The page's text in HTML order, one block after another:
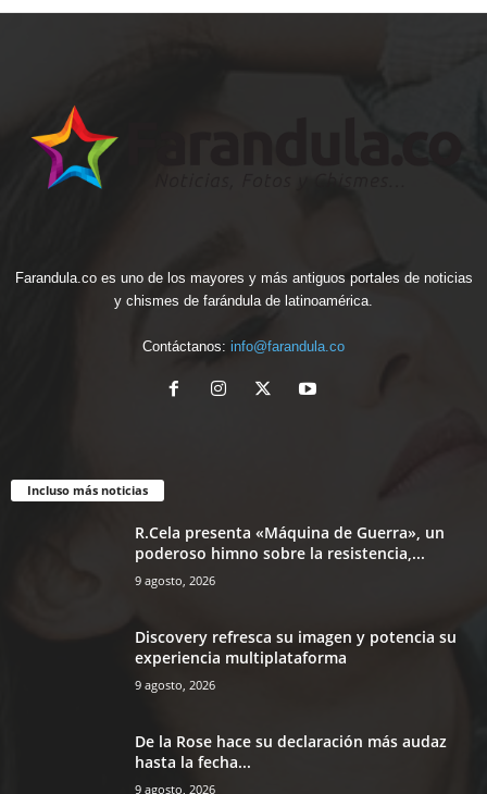
Farandula.co es uno de los mayores y más antiguos portales de noticias
y chismes de farándula de latinoamérica.
Contáctanos: info@farandula.co
Incluso más noticias
R.Cela presenta «Máquina de Guerra», un
poderoso himno sobre la resistencia,...
9 agosto, 2026
Discovery refresca su imagen y potencia su
experiencia multiplataforma
9 agosto, 2026
De la Rose hace su declaración más audaz
hasta la fecha...
9 agosto, 2026